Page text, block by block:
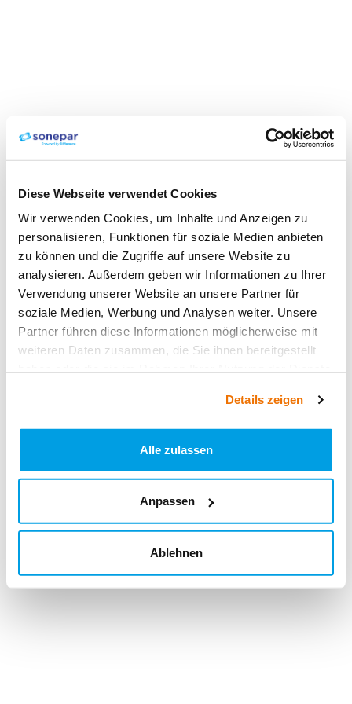
Diese Webseite verwendet Cookies
Wir verwenden Cookies, um Inhalte und Anzeigen zu
personalisieren, Funktionen für soziale Medien anbieten
zu können und die Zugriffe auf unsere Website zu
analysieren. Außerdem geben wir Informationen zu Ihrer
Verwendung unserer Website an unsere Partner für
soziale Medien, Werbung und Analysen weiter. Unsere
Partner führen diese Informationen möglicherweise mit
weiteren Daten zusammen, die Sie ihnen bereitgestellt
Details zeigen
Alle zulassen
Anpassen
Ablehnen